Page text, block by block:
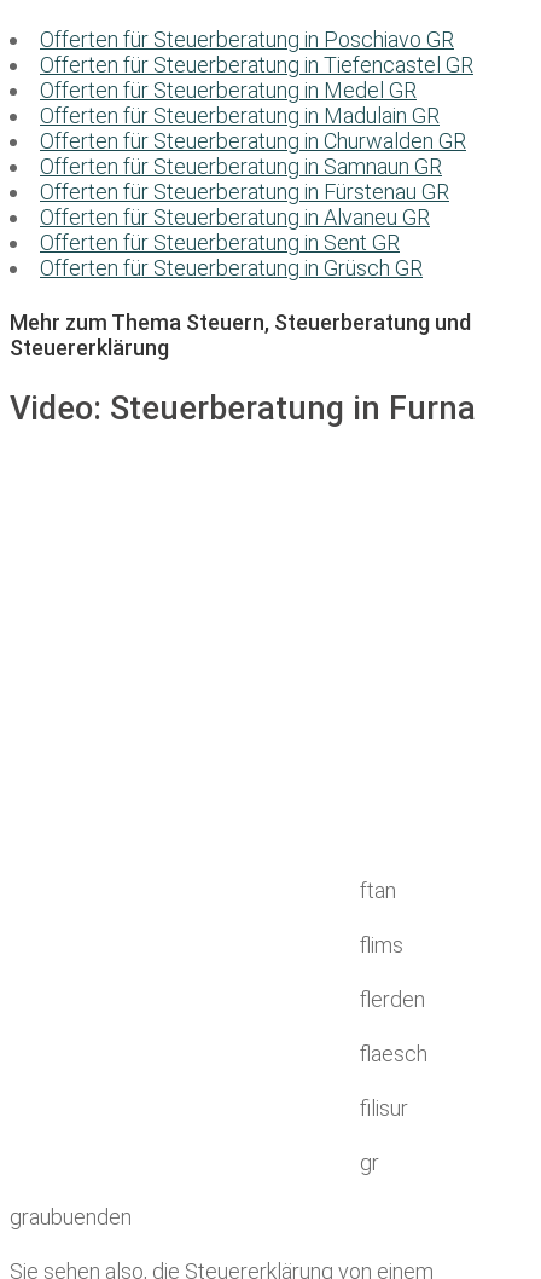
Offerten für Steuerberatung in Poschiavo GR
Offerten für Steuerberatung in Tiefencastel GR
Offerten für Steuerberatung in Medel GR
Offerten für Steuerberatung in Madulain GR
Offerten für Steuerberatung in Churwalden GR
Offerten für Steuerberatung in Samnaun GR
Offerten für Steuerberatung in Fürstenau GR
Offerten für Steuerberatung in Alvaneu GR
Offerten für Steuerberatung in Sent GR
Offerten für Steuerberatung in Grüsch GR
Mehr zum Thema Steuern, Steuerberatung und
Steuererklärung
Video: Steuerberatung in Furna
ftan
flims
flerden
flaesch
filisur
gr
graubuenden
Sie sehen also, die Steuererklärung von einem